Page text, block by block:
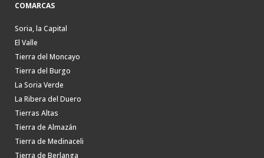
COMARCAS
Soria, la Capital
El Valle
Tierra del Moncayo
Tierra del Burgo
La Soria Verde
La Ribera del Duero
Tierras Altas
Tierra de Almazán
Tierra de Medinaceli
Tierra de Berlanga